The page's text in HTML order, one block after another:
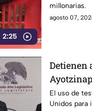
2:25
millonarias.
agosto 07,
Detienen
El uso de
Unidos para